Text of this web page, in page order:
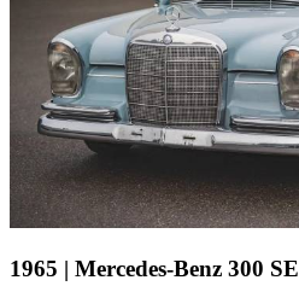
1965 | Mercedes-Benz 300 SE